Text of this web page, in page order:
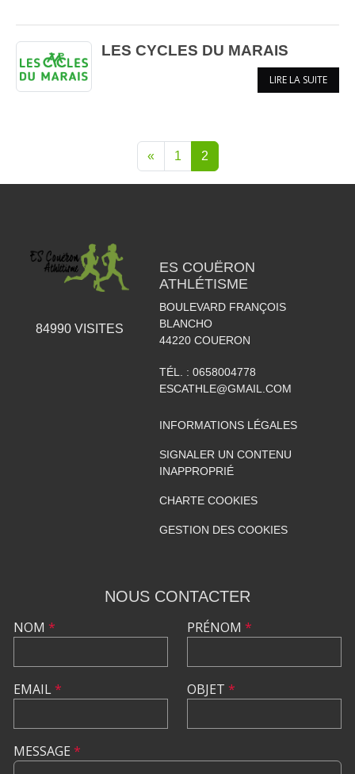
LES CYCLES DU MARAIS
LIRE LA SUITE
« 1 2
84990VISITES
ES COUËRON
ATHLÉTISME
BOULEVARD FRANÇOIS
BLANCHO
44220 COUERON
TÉL. : 0658004778
ESCATHLE@GMAIL.COM
INFORMATIONS LÉGALES
SIGNALER UN CONTENU
INAPPROPRIÉ
CHARTE COOKIES
GESTION DES COOKIES
NOUS CONTACTER
NOM *
EMAIL*
PRÉNOM *
OBJET *
MESSAGE *